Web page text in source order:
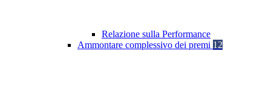
Relazione sulla Performance
Ammontare complessivo dei premi 12